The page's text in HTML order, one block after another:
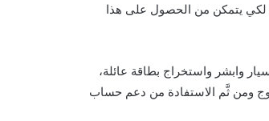
لكي يتمكن من الحصول على هذا
وابشر واستخراج بطاقة عائلة،
ومن ثَّم الاستفادة من دعم حساب